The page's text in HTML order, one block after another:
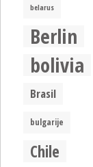
belarus
Berlin
bolivia
Brasil
bulgarije
Chile